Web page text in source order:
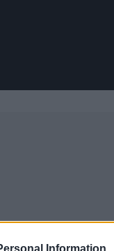
Information